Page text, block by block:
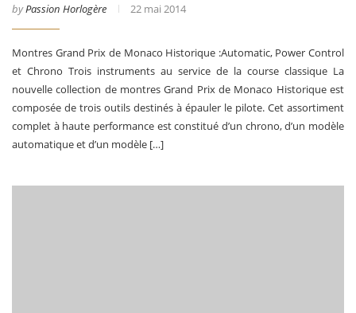
byPassion Horlogère 22 mai 2014
Montres Grand Prix de Monaco Historique :Automatic, Power Control
et Chrono Trois instruments au service de la course classique La
nouvelle collection de montres Grand Prix de Monaco Historique est
composée de trois outils destinés à épauler le pilote. Cet assortiment
complet à haute performance est constitué d’un chrono, d’un modèle
automatique et d’un modèle […]